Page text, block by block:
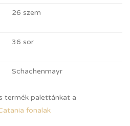
26 szem
36 sor
Schachenmayr
termék palettánkat a
fonalak